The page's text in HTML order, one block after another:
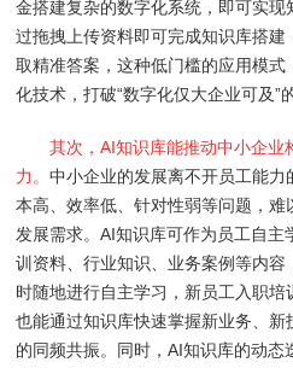
金搭建复杂的数字化系统，即可实
过拖拽上传资料即可完成知识库搭
取精准答案，这种低门槛的应用模
化技术，打破“数字化仅大企业可及”
其次，AI知识库能推动中小企业
力。中小企业的发展离不开员工能
本高、效率低、针对性弱等问题，
发展需求。AI知识库可作为员工自主
训资料、行业知识、业务案例等内
时随地进行自主学习，新员工入职
也能通过知识库快速掌握新业务、
的同频共振。同时，AI知识库的动